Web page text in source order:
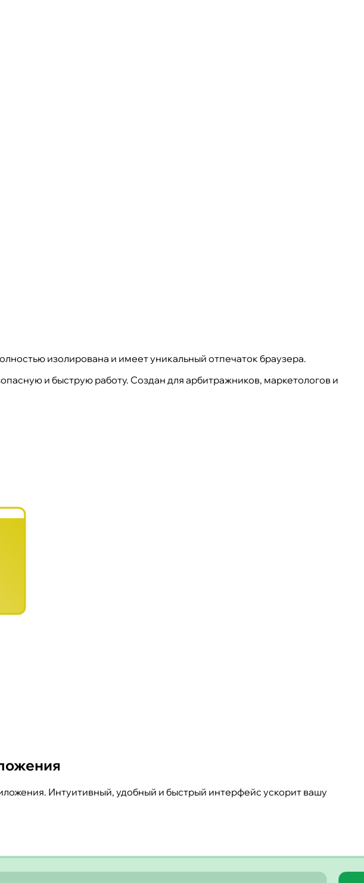
изолирована и имеет уникальный отпечаток браузера.
и быструю работу. Создан для арбитражников, маркетологов и
Интуитивный, удобный и быстрый интерфейс ускорит вашу